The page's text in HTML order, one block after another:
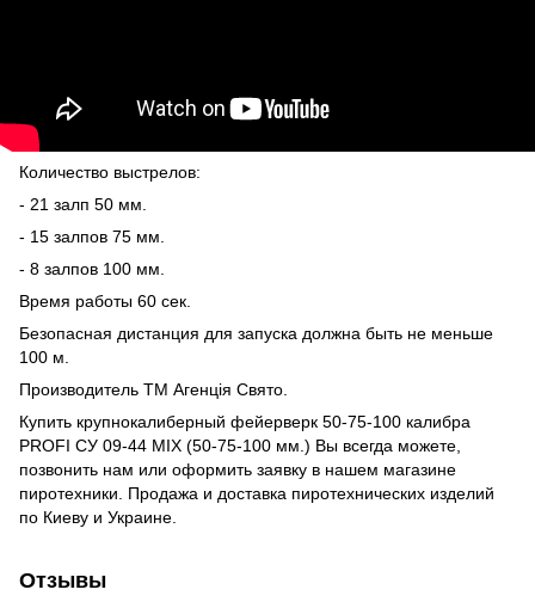
Количество выстрелов:
- 21 залп 50 мм.
- 15 залпов 75 мм.
- 8 залпов 100 мм.
Время работы 60 сек.
Безопасная дистанция для запуска должна быть не меньше
100 м.
Производитель ТМ Агенція Свято.
Купить крупнокалиберный фейерверк 50-75-100 калибра
PROFI СУ 09-44 MIX (50-75-100 мм.) Вы всегда можете,
позвонить нам или оформить заявку в нашем магазине
пиротехники . Продажа и доставка пиротехнических изделий
по Киеву и Украине.
Отзывы